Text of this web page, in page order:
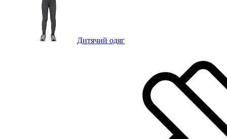
Дитячий одяг